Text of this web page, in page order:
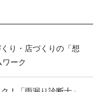
り・店づくりの「想
ーク